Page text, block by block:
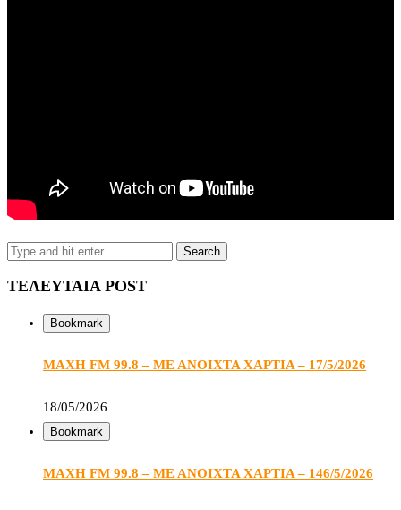
ΤΕΛΕΥΤΑΙΑ POST
Bookmark
ΜΑΧΗ FM 99.8 – ΜΕ ΑΝΟΙΧΤΑ ΧΑΡΤΙΑ – 17/5/2026
18/05/2026
Bookmark
ΜΑΧΗ FM 99.8 – ΜΕ ΑΝΟΙΧΤΑ ΧΑΡΤΙΑ – 146/5/2026